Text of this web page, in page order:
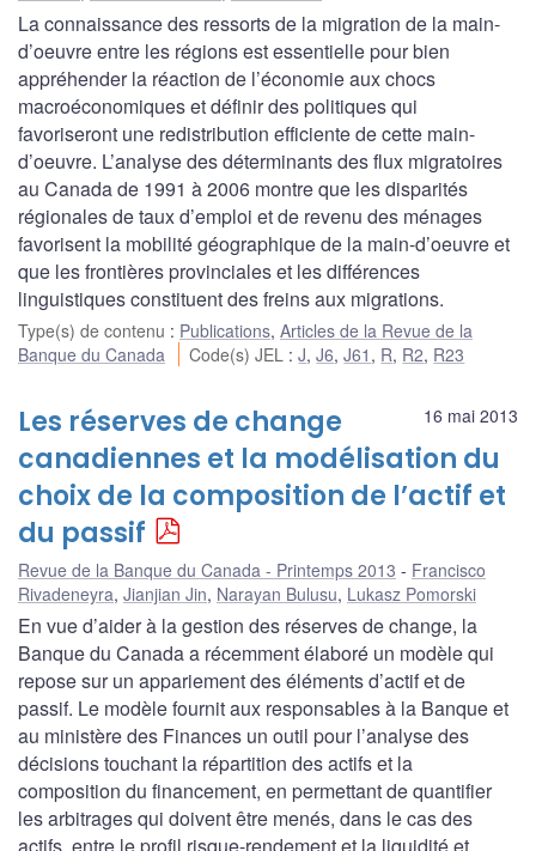
La connaissance des ressorts de la migration de la main-
d’oeuvre entre les régions est essentielle pour bien
appréhender la réaction de l’économie aux chocs
macroéconomiques et définir des politiques qui
favoriseront une redistribution efficiente de cette main-
d’oeuvre. L’analyse des déterminants des flux migratoires
au Canada de 1991 à 2006 montre que les disparités
régionales de taux d’emploi et de revenu des ménages
favorisent la mobilité géographique de la main-d’oeuvre et
que les frontières provinciales et les différences
linguistiques constituent des freins aux migrations.
Type(s) de contenu : Publications, Articles de la Revue de la
Banque du Canada
Code(s) JEL :J,J6,J61 , R, R2, R23
16 mai 2013
Les réserves de change
canadiennes et la modélisation du
choix de la composition de l’actif et
du passif
Revue de la Banque du Canada - Printemps 2013
Francisco
Rivadeneyra, Jianjian Jin, Narayan Bulusu, Lukasz Pomorski
En vue d’aider à la gestion des réserves de change, la
Banque du Canada a récemment élaboré un modèle qui
repose sur un appariement des éléments d’actif et de
passif. Le modèle fournit aux responsables à la Banque et
au ministère des Finances un outil pour l’analyse des
décisions touchant la répartition des actifs et la
composition du financement, en permettant de quantifier
les arbitrages qui doivent être menés, dans le cas des
actifs, entre le profil risque-rendement et la liquidité et,